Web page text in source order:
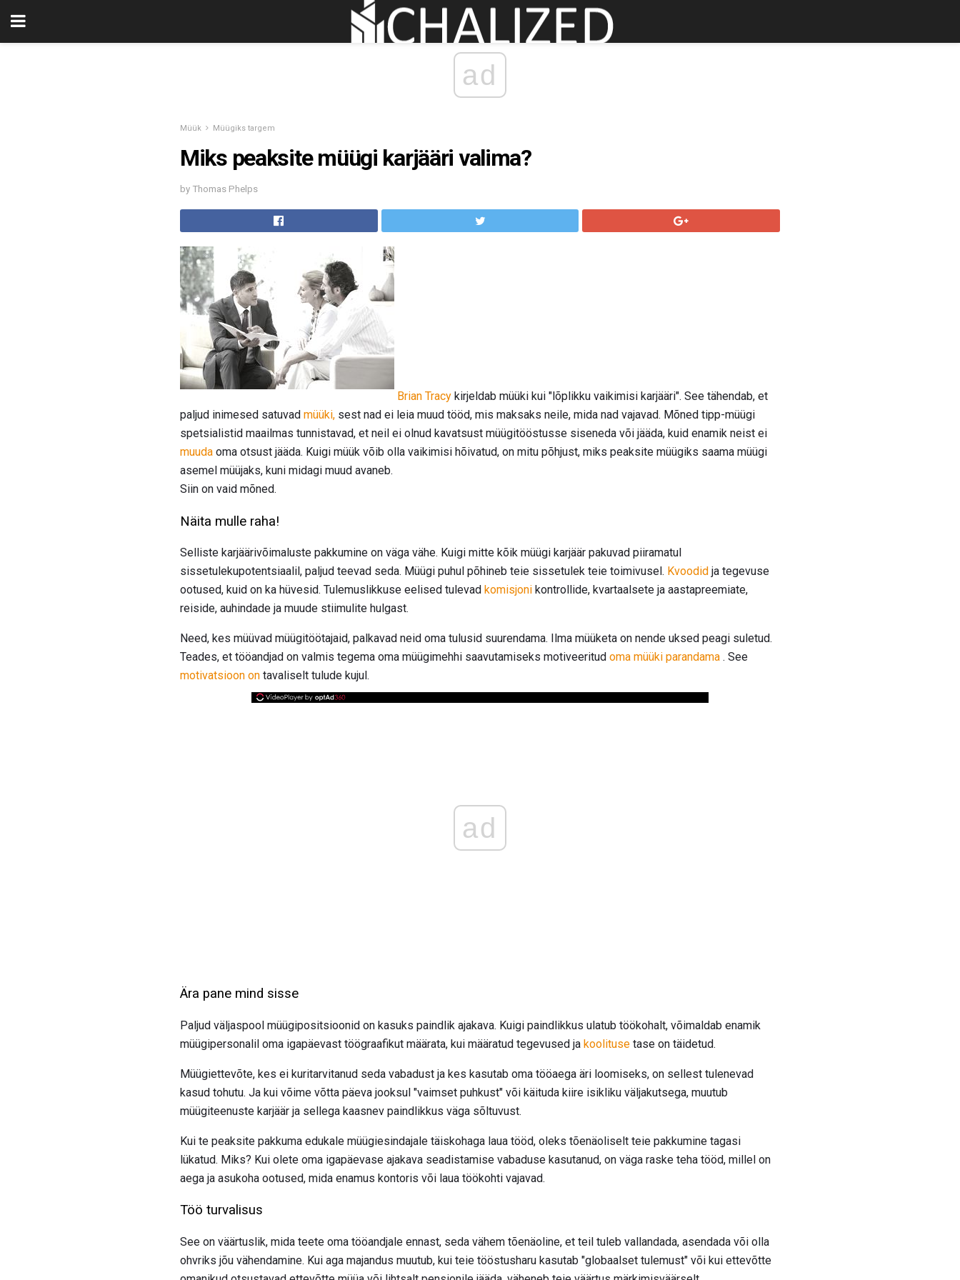
ad
Müük Müügiks targem
Miks peaksite müügi karjääri valima?
by Thomas Phelps
Brian Tracy kirjeldab müüki kui "lõplikku vaikimisi karjääri". See tähendab, et
paljud inimesed satuvad müüki, sest nad ei leia muud tööd, mis maksaks neile, mida nad vajavad. Mõned tipp-müügi
spetsialistid maailmas tunnistavad, et neil ei olnud kavatsust müügitööstusse siseneda või jääda, kuid enamik neist ei
muuda oma otsust jääda. Kuigi müük võib olla vaikimisi hõivatud, on mitu põhjust, miks peaksite müügiks saama müügi
asemel müüjaks, kuni midagi muud avaneb.
Siin on vaid mõned.
Näita mulle raha!
Selliste karjäärivõimaluste pakkumine on väga vähe. Kuigi mitte kõik müügi karjäär pakuvad piiramatul
sissetulekupotentsiaalil, paljud teevad seda. Müügi puhul põhineb teie sissetulek teie toimivusel. Kvoodid ja tegevuse
ootused, kuid on ka hüvesid. Tulemuslikkuse eelised tulevad komisjoni kontrollide, kvartaalsete ja aastapreemiate,
reiside, auhindade ja muude stiimulite hulgast.
Need, kes müüvad müügitöötajaid, palkavad neid oma tulusid suurendama. Ilma müüketa on nende uksed peagi suletud.
Teades, et tööandjad on valmis tegema oma müügimehhi saavutamiseks motiveeritud oma müüki parandama . See
motivatsioon on tavaliselt tulude kujul.
ad
Ära pane mind sisse
Paljud väljaspool müügipositsioonid on kasuks paindlik ajakava. Kuigi paindlikkus ulatub töökohalt, võimaldab enamik
müügipersonalil oma igapäevast töögraafikut määrata, kui määratud tegevused ja koolituse tase on täidetud.
Müügiettevõte, kes ei kuritarvitanud seda vabadust ja kes kasutab oma tööaega äri loomiseks, on sellest tulenevad
kasud tohutu. Ja kui võime võtta päeva jooksul "vaimset puhkust" või käituda kiire isikliku väljakutsega, muutub
müügiteenuste karjäär ja sellega kaasnev paindlikkus väga sõltuvust.
Kui te peaksite pakkuma edukale müügiesindajale täiskohaga laua tööd, oleks tõenäoliselt teie pakkumine tagasi
lükatud. Miks? Kui olete oma igapäevase ajakava seadistamise vabaduse kasutanud, on väga raske teha tööd, millel on
aega ja asukoha ootused, mida enamus kontoris või laua töökohti vajavad.
Töö turvalisus
See on väärtuslik, mida teete oma tööandjale ennast, seda vähem tõenäoline, et teil tuleb vallandada, asendada või olla
ohvriks jõu vähendamine. Kui aga majandus muutub, kui teie tööstusharu kasutab "globaalset tulemust" või kui ettevõtte